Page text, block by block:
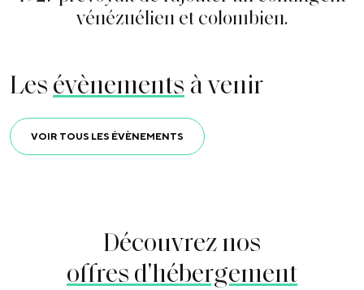
vénézuélien etcolombien.
Lesévènements à venir
VOIR TOUS LES ÉVÈNEMENTS
Découvrez nos
offres d'hébergement